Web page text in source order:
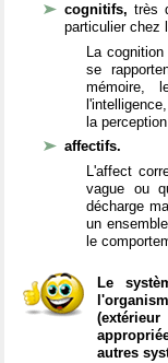
cognitifs,très
particulier chez
La
se
mémoire,
la
affectifs.
L'affect
vague ou
décharge
un
le
Le
autres